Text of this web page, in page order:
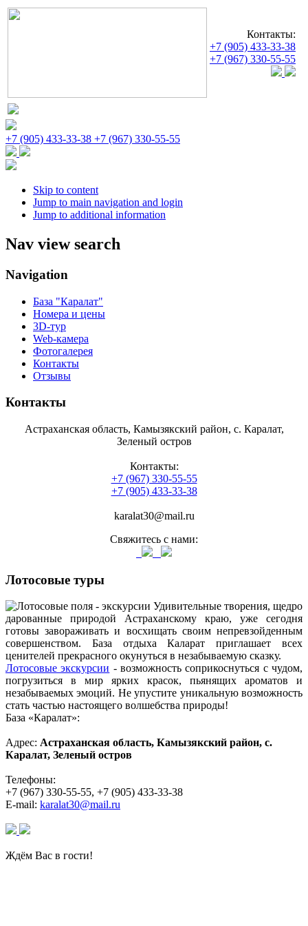
Контакты:
+7 (905) 433-33-38
+7 (967) 330-55-55
+7 (905) 433-33-38 +7 (967) 330-55-55
Skip to content
Jump to main navigation and login
Jump to additional information
Nav view search
Navigation
База "Каралат"
Номера и цены
3D-тур
Web-камера
Фотогалерея
Контакты
Отзывы
Контакты
Астраханская область, Камызякский район, с. Каралат,
Зеленый остров
Контакты:
+7 (967) 330-55-55
+7 (905) 433-33-38
karalat30@mail.ru
Свяжитесь с нами:
Лотосовые туры
Удивительные творения, щедро
дарованные природой Астраханскому краю, уже сегодня
готовы завораживать и восхищать своим непревзойденным
совершенством. База отдыха Каларат приглашает всех
ценителей прекрасного окунуться в незабываемую сказку.
Лотосовые экскурсии - возможность соприкоснуться с чудом,
погрузиться в мир ярких красок, пьянящих ароматов и
незабываемых эмоций. Не упустите уникальную возможность
стать частью настоящего волшебства природы!
База «Каралат»:
Адрес: Астраханская область, Камызякский район, с.
Каралат, Зеленый остров
Телефоны:
+7 (967) 330-55-55, +7 (905) 433-33-38
E-mail: karalat30@mail.ru
Ждём Вас в гости!